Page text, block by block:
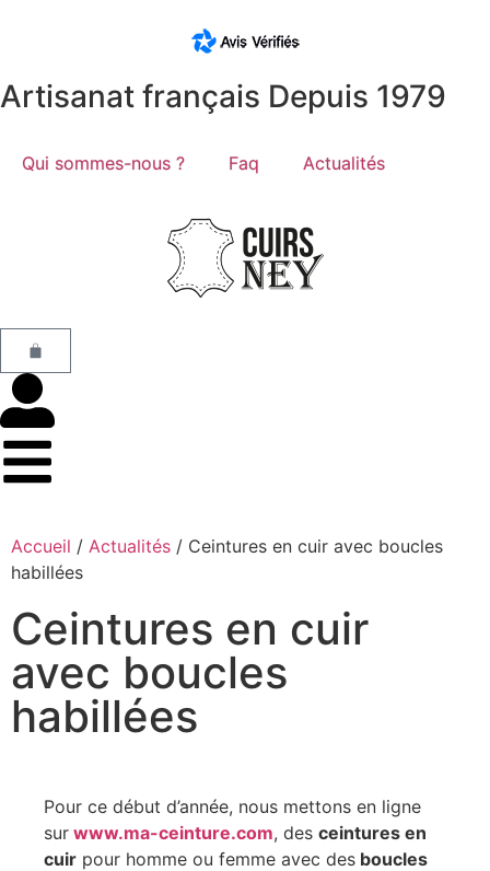
Artisanat français Depuis 1979
Qui sommes-nous ? Faq Actualités
Accueil / Actualités / Ceintures en cuir avec boucles
habillées
Ceintures en cuir
avec boucles
habillées
Pour ce début d’année, nous mettons en ligne
sur www.ma-ceinture.com, des ceintures en
cuir pour homme ou femme avec des boucles